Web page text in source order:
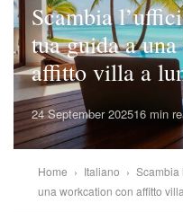
Scambia
tua guida a
affitto villa a
24 September 202516 min
Home › Italiano › Scambia
una workcation con affitto